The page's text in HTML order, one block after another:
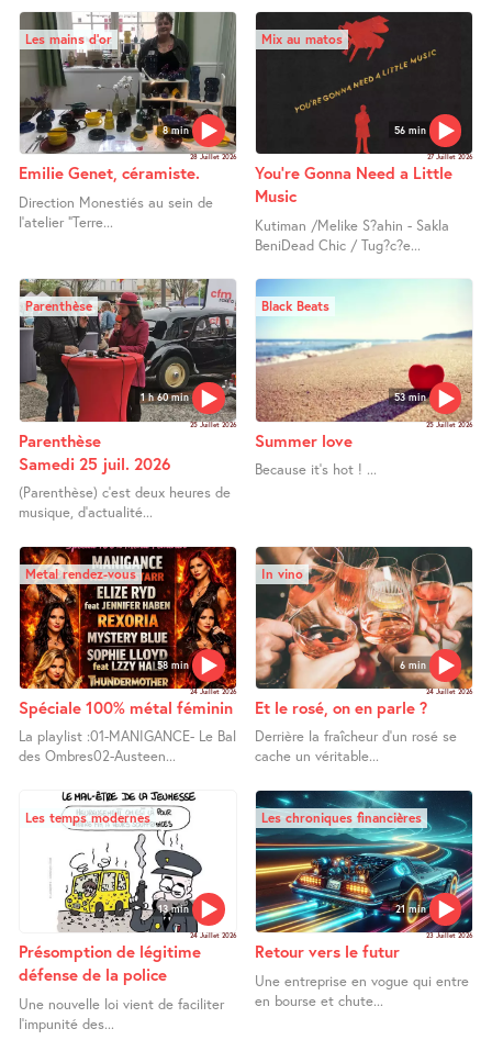
8 min
Les mains d’or
28 Juillet 2026
Emilie Genet, céramiste.
Direction Monestiés au sein de
l’atelier "Terre...
56 min
Mix au matos
27 Juillet 2026
You’re Gonna Need a Little
Music
Kutiman /Melike S?ahin - Sakla
BeniDead Chic / Tug?c?e...
1 h 60 min
Parenthèse
25 Juillet 2026
Parenthèse
Samedi 25 juil. 2026
(Parenthèse) c’est deux heures de
musique, d’actualité...
53 min
Black Beats
25 Juillet 2026
Summer love
Because it’s hot ! ...
58 min
Metal rendez-vous
24 Juillet 2026
Spéciale 100% métal féminin
La playlist :01-MANIGANCE- Le Bal
des Ombres02-Austeen...
6 min
In vino
24 Juillet 2026
Et le rosé, on en parle ?
Derrière la fraîcheur d’un rosé se
cache un véritable...
13 min
Les temps modernes
24 Juillet 2026
Présomption de légitime
défense de la police
Une nouvelle loi vient de faciliter
l’impunité des...
21 min
Les chroniques financières
23 Juillet 2026
Retour vers le futur
Une entreprise en vogue qui entre
en bourse et chute...